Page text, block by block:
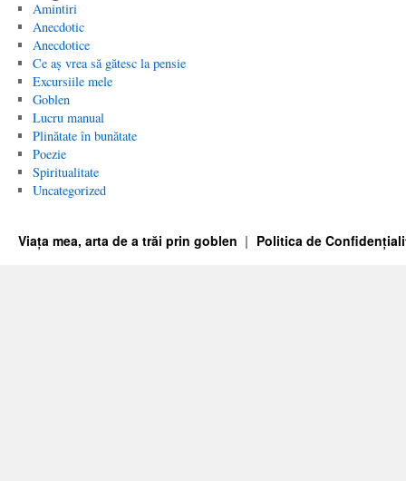
Amintiri
Anecdotic
Anecdotice
Ce aș vrea să gătesc la pensie
Excursiile mele
Goblen
Lucru manual
Plinătate în bunătate
Poezie
Spiritualitate
Uncategorized
Viața mea, arta de a trăi prin goblen Politica de